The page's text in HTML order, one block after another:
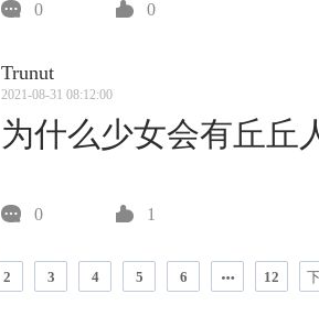
0 0
Trunut
2021-08-31 08:12:00
为什么少女会有丘丘
0 1
2 3 4 5 6 12